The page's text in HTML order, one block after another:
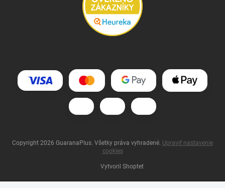
Vytvoril Shoptet
Copyright 2026 GuaranaPlus. Všetky práva vyhradené. Upraviť nastavenie
cookies